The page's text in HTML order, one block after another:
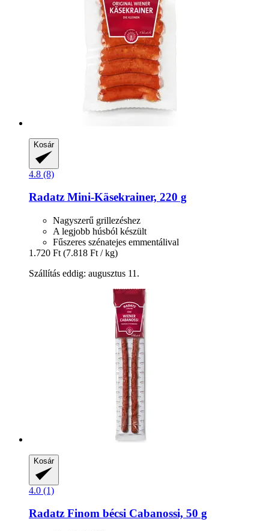
Kosár
4.8 (8)
Radatz Mini-​Käsekrainer, 220 g
Nagyszerű grillezéshez
A legjobb húsból készült
Fűszeres szénatejes emmentálival
1.720 Ft (7.818 Ft / kg)
Szállítás eddig: augusztus 11.
Kosár
4.0 (1)
Radatz Finom bécsi Cabanossi, 50 g